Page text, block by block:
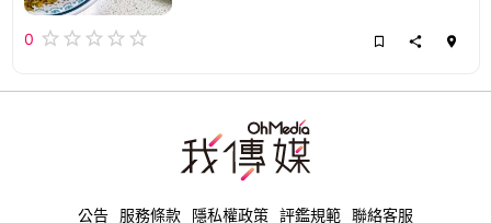
0
公告 服務條款 隱私權政策 評鑑規範 聯絡客服